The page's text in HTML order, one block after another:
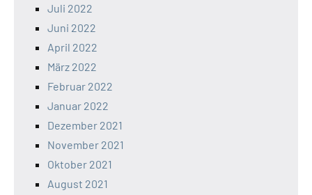
Juli 2022
Juni 2022
April 2022
März 2022
Februar 2022
Januar 2022
Dezember 2021
November 2021
Oktober 2021
August 2021